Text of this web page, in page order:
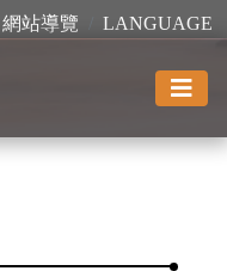
網站導覽 LANGUAGE